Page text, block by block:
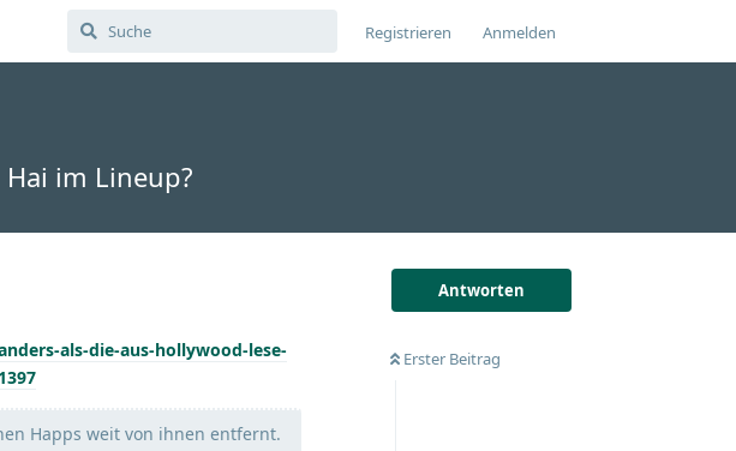
Registrieren Anmelden
im Lineup?
Antworten
Erster Beitrag
als-die-aus-hollywood-lese-
Happs weit von ihnen entfernt.